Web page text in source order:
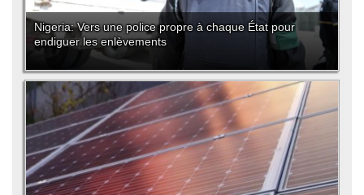
Nigeria: Vers une police propre à chaque État pour
endiguer les enlèvements